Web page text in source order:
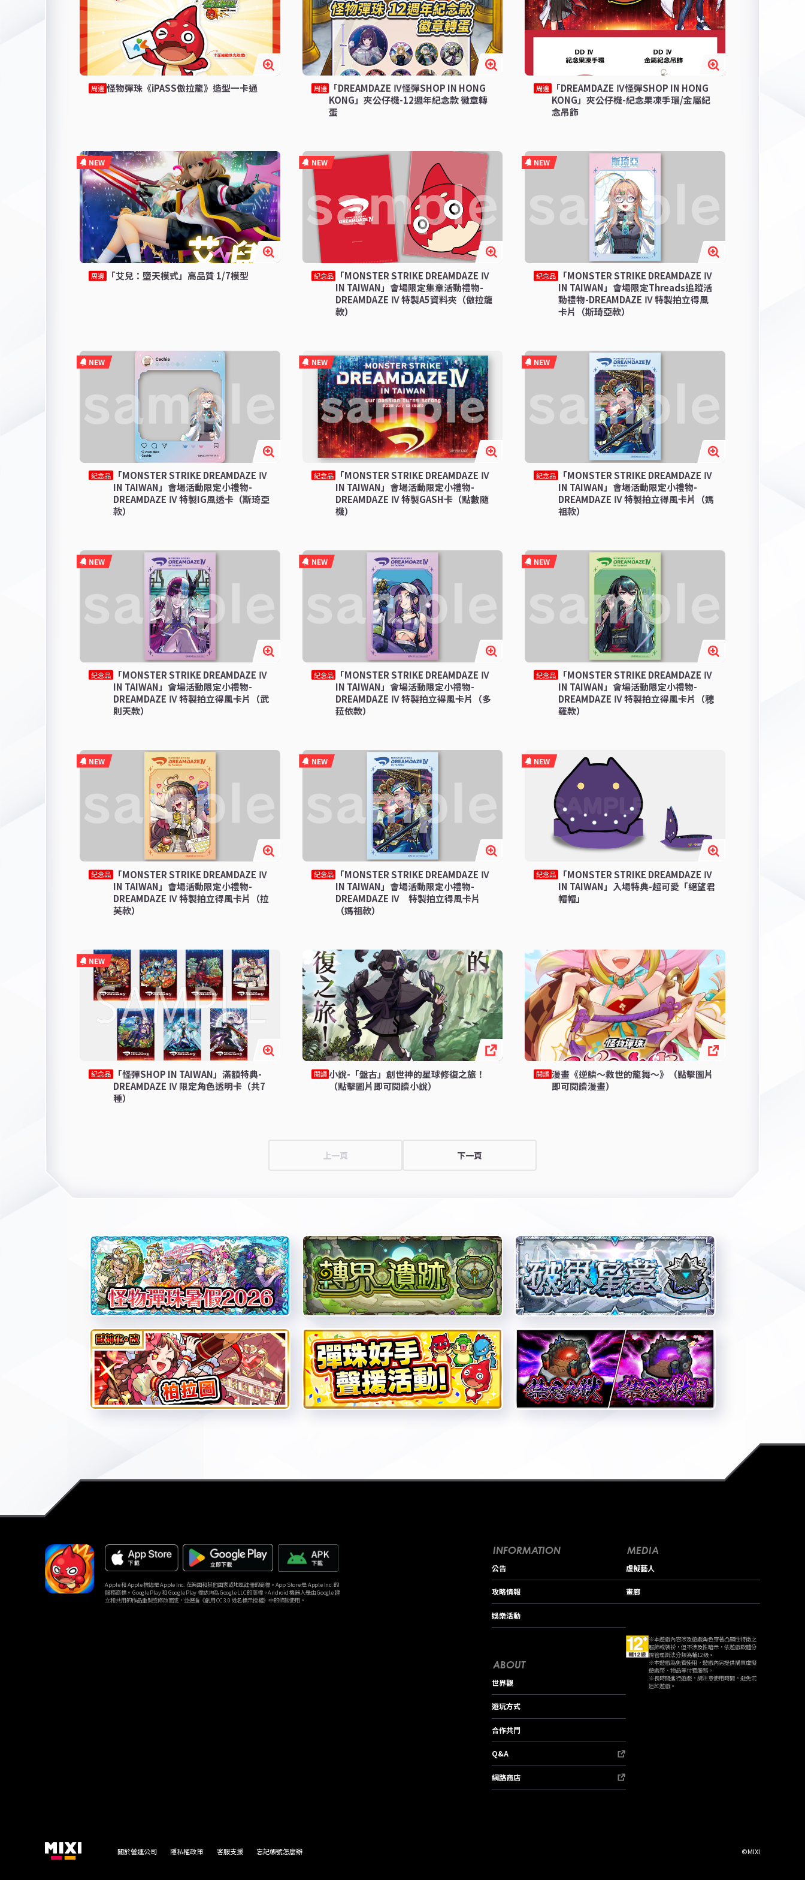
周邊 怪物彈珠《iPASS傲拉龍》造型一卡通 周邊
「DREAMDAZE Ⅳ怪彈SHOP IN HONG
KONG」夾公仔機-12週年紀念款 徽章轉
蛋
周邊 「DREAMDAZE Ⅳ怪彈SHOP IN HONG
KONG」夾公仔機-紀念果凍手環/金屬紀
念吊飾
NEW
周邊 「艾兒：墮天模式」高品質 1/7模型
NEW
紀念品
「MONSTER STRIKE DREAMDAZE Ⅳ
IN TAIWAN」會場限定集章活動禮物-
DREAMDAZE Ⅳ 特製A5資料夾（傲拉龍
款）
NEW
紀念品 「MONSTER STRIKE DREAMDAZE Ⅳ
IN TAIWAN」會場限定Threads追蹤活
動禮物-DREAMDAZE Ⅳ 特製拍立得風
卡片（斯琦亞款）
NEW
紀念品 「MONSTER STRIKE DREAMDAZE Ⅳ
IN TAIWAN」會場活動限定小禮物-
DREAMDAZE Ⅳ 特製IG風透卡（斯琦亞
款）
NEW
紀念品
「MONSTER STRIKE DREAMDAZE Ⅳ
IN TAIWAN」會場活動限定小禮物-
DREAMDAZE Ⅳ 特製GASH卡（點數隨
機）
NEW
紀念品 「MONSTER STRIKE DREAMDAZE Ⅳ
IN TAIWAN」會場活動限定小禮物-
DREAMDAZE Ⅳ 特製拍立得風卡片（媽
祖款）
NEW
紀念品 「MONSTER STRIKE DREAMDAZE Ⅳ
IN TAIWAN」會場活動限定小禮物-
DREAMDAZE Ⅳ 特製拍立得風卡片（武
則天款）
NEW
紀念品
「MONSTER STRIKE DREAMDAZE Ⅳ
IN TAIWAN」會場活動限定小禮物-
DREAMDAZE Ⅳ 特製拍立得風卡片（多
菈依款）
NEW
紀念品 「MONSTER STRIKE DREAMDAZE Ⅳ
IN TAIWAN」會場活動限定小禮物-
DREAMDAZE Ⅳ 特製拍立得風卡片（穂
羅款）
NEW
紀念品 「MONSTER STRIKE DREAMDAZE Ⅳ
IN TAIWAN」會場活動限定小禮物-
DREAMDAZE Ⅳ 特製拍立得風卡片（拉
芙款）
NEW
紀念品
「MONSTER STRIKE DREAMDAZE Ⅳ
IN TAIWAN」會場活動限定小禮物-
DREAMDAZE Ⅳ 特製拍立得風卡片
（媽祖款）
NEW
紀念品 「MONSTER STRIKE DREAMDAZE Ⅳ
IN TAIWAN」入場特典-超可愛「絕望君
帽帽」
NEW
紀念品 「怪彈SHOP IN TAIWAN」滿額特典-
DREAMDAZE Ⅳ 限定角色透明卡（共7
種）
閱讀 小說-「盤古」創世神的星球修復之旅！
（點擊圖片即可閱讀小說）
閱讀 漫畫《逆鱗〜救世的龍舞〜》（點擊圖片
即可閱讀漫畫）
上一頁 下一頁
Apple 和 Apple 標誌是 Apple Inc. 在美國和其他國家或地區註冊的商標。App Store 是 Apple Inc. 的
服務商標。 Google Play 和 Google Play 標誌均為 Google LLC 的商標。Android 機器人是由 Google 建
立和共用的作品重製或修改而成，並遵循《創用 CC 3.0 姓名標示授權》中的條款使用。
INFORMATION
公告
攻略情報
娛樂活動
ABOUT
世界觀
遊玩方式
合作共鬥
Q&A
網路商店
MEDIA
虛擬藝人
畫廊
※本遊戲內容涉及遊戲角色穿著凸顯性特徵之
服飾或裝扮，但不涉及性暗示，依遊戲軟體分
際管理辦法分類為輔12級。
※本遊戲為免費使用，遊戲內另提供購買虛擬
遊戲幣、物品等付費服務。
※長時間進行遊戲，請注意使用時間，避免沉
迷於遊戲。
關於營運公司 隱私權政策 客服支援 忘記帳號怎麼辦 ©MIXI